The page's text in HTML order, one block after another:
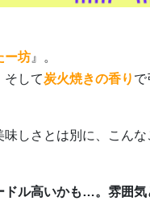
ー坊 』。
そして炭火焼きの香り で
味しさとは別に、こん
ル高いかも…。雰囲気